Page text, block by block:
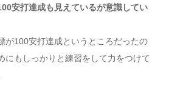
安打達成も見えているが意識してい
が100安打達成というところだったの
にもしっかりと練習をして力をつけて